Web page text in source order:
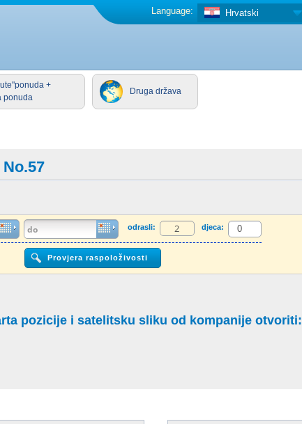
Hrvatski
Language:
+
ponuda
Druga država
odrasli: djeca:
pozicije i satelitsku sliku od kompanije otvoriti: